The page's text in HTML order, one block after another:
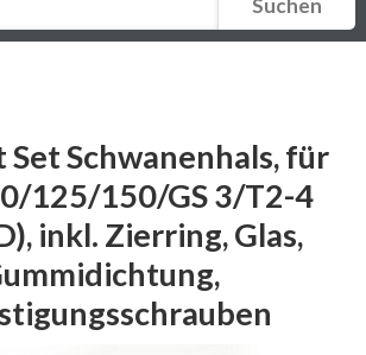
Suchen
Set Schwanenhals, für
125/150/GS 3/T2-4
inkl. Zierring, Glas,